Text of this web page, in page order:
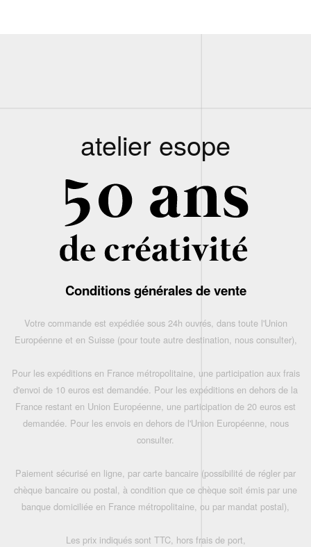
atelier esope
Conditions générales de vente
Votre commande est expédiée sous 24h ouvrés, dans toute l'Union
Européenne et en Suisse (pour toute autre destination, nous consulter),
Pour les expéditions en France métropolitaine, une participation aux frais
d'envoi de 10 euros est demandée. Pour les expéditions en dehors de la
France restant en Union Européenne, une participation de 20 euros est
demandée. Pour les envois en dehors de l'Union Européenne, nous
consulter.
Paiement sécurisé en ligne, par carte bancaire (possibilité de régler par
chèque bancaire ou postal, à condition que ce chèque soit émis par une
banque domiciliée en France métropolitaine, ou par mandat postal),
Les prix indiqués sont TTC, hors frais de port,